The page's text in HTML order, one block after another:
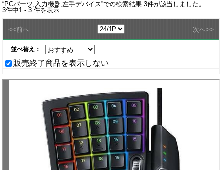
“PCパーツ,入力機器,左手デバイス”での検索結果 3件が該当しました。
3件中1 - 3 件を表示
<<前へ 次へ>>
並べ替え：
販売終了商品を表示しない